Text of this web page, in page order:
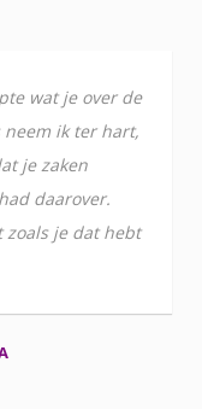
wat je over de
neem ik ter hart,
je zaken
daarover.
zoals je dat hebt